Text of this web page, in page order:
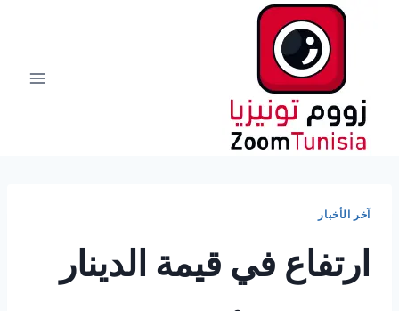
آخر الأخبار
ارتفاع في قيمة الدينار